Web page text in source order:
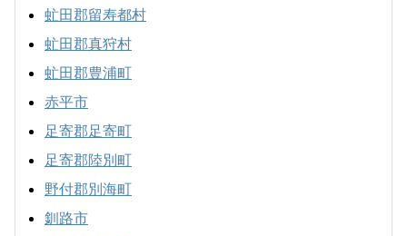
虻田郡留寿都村
虻田郡真狩村
虻田郡豊浦町
赤平市
足寄郡足寄町
足寄郡陸別町
野付郡別海町
釧路市